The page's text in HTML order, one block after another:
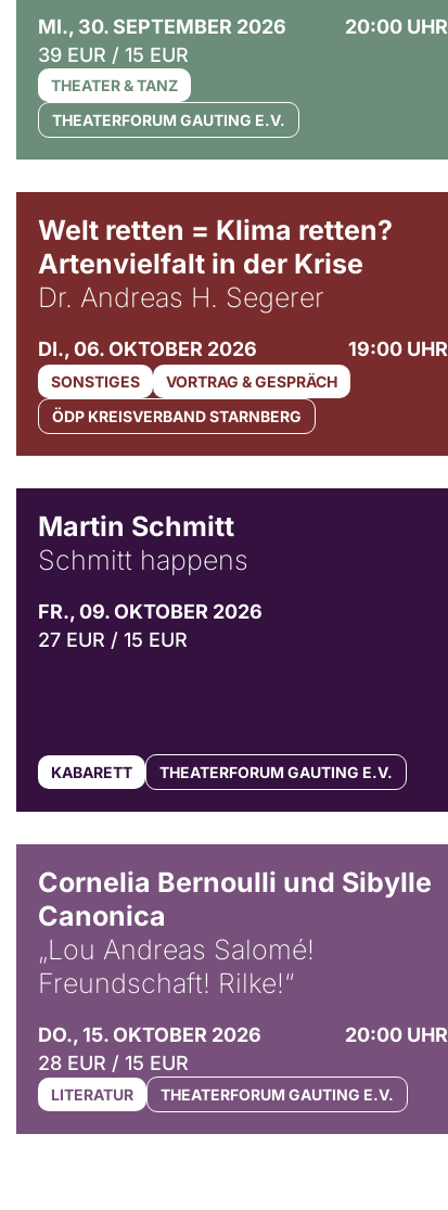
MI., 30. SEPTEMBER 2026
20:00 UHR
39 EUR / 15 EUR
THEATER & TANZ
THEATERFORUM GAUTING E.V.
Welt retten = Klima retten?
Artenvielfalt in der Krise
Dr. Andreas H. Segerer
DI., 06. OKTOBER 2026 19:00 UHR
SONSTIGES
VORTRAG & GESPRÄCH
ÖDP KREISVERBAND STARNBERG
Martin Schmitt
Schmitt happens
FR., 09. OKTOBER 2026
27 EUR / 15 EUR
KABARETT THEATERFORUM GAUTING E.V.
Cornelia Bernoulli und Sibylle
Canonica
„Lou Andreas Salomé!
Freundschaft! Rilke!“
DO., 15. OKTOBER 2026
20:00 UHR
28 EUR / 15 EUR
LITERATUR THEATERFORUM GAUTING E.V.